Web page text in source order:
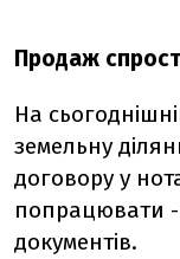
Продаж
На
земельну
договору у
попрацювати -
документів.